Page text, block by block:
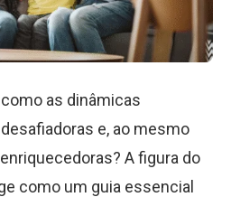
as dinâmicas
e, ao mesmo
A figura do
como um guia essencial